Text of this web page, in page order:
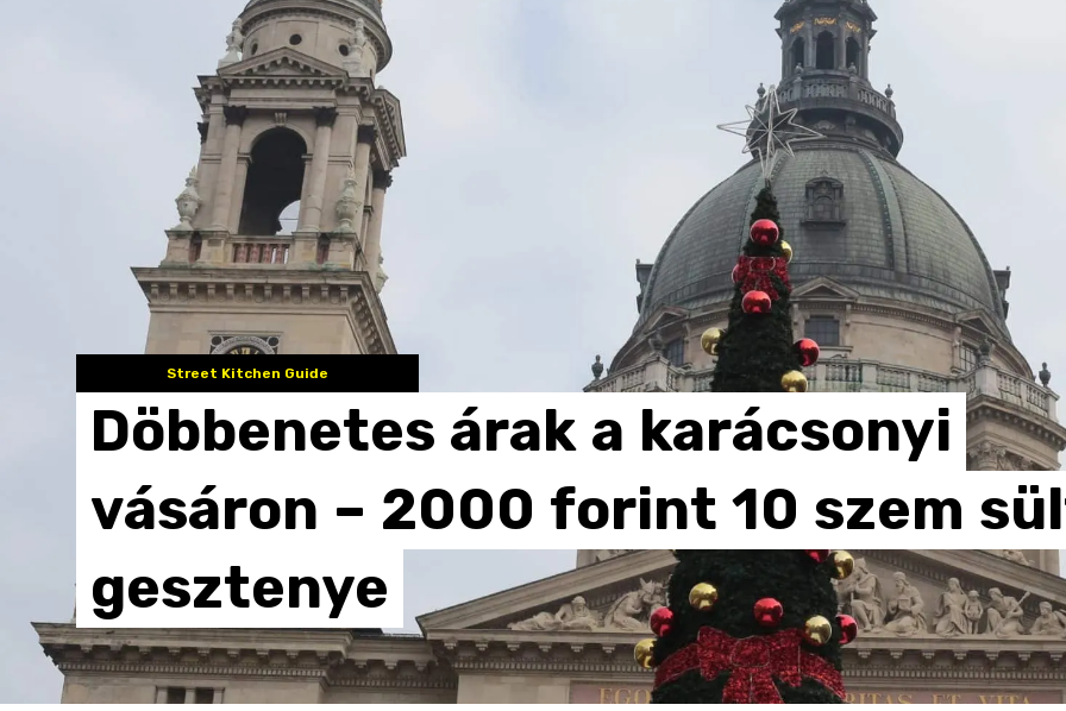
Street Kitchen Guide
Döbbenetes árak a karácsonyi
vásáron – 2000 forint 10 szem
gesztenye